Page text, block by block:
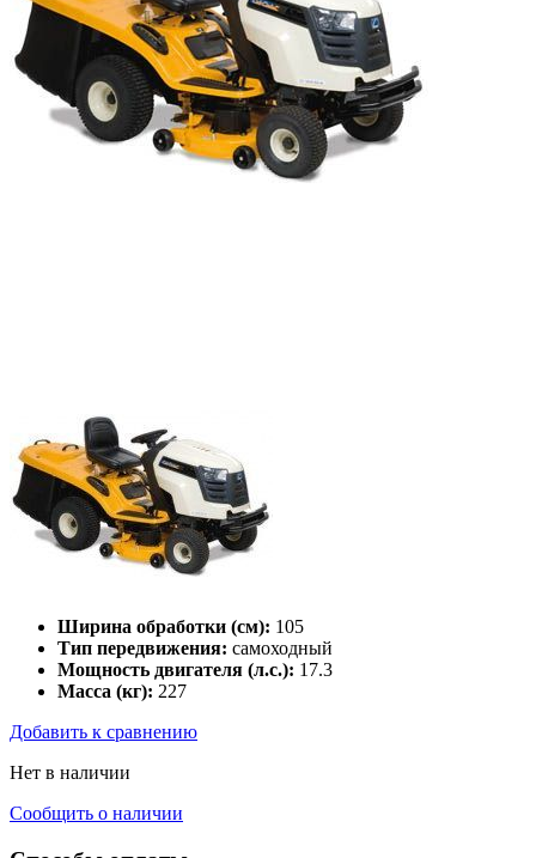
Ширина обработки (см): 105
Тип передвижения: самоходный
Мощность двигателя (л.с.): 17.3
Масса (кг): 227
Добавить к сравнению
Нет в наличии
Сообщить о наличии